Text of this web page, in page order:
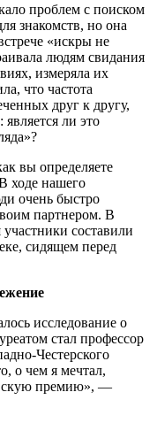
проблем с поиском
знакомств, но она
«искры не
людям свидания
измеряла их
что частота
друг к другу,
ли это
вы определяете
ходе нашего
очень быстро
партнером. В
составили
сидящем перед
исследование о
стал профессор
Честерского
о чем я мечтал,
премию», —